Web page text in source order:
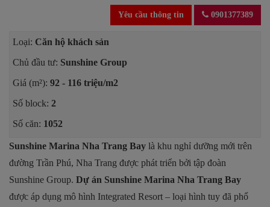
Yêu cầu thông tin 0901377389
Loại: Căn hộ khách sản
Chủ đầu tư: Sunshine Group
Giá (m²): 92 - 116 triệu/m2
Số block: 2
Số căn: 1052
Sunshine Marina Nha Trang Bay là khu nghỉ dưỡng mới trên
đường Trần Phú, Nha Trang được phát triển bởi tập đoàn
Sunshine Group. Dự án Sunshine Marina Nha Trang Bay
được áp dụng mô hình Integrated Resort – loại hình tuy đã phổ